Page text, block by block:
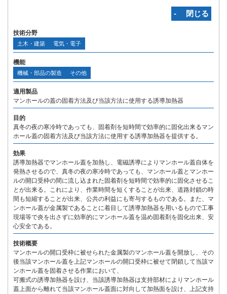
‐ 閉じる
技術分野
土木・建築 電気・電子
機能
機械・部品の製造 その他
適用製品
マンホールの蓋の固着方法及び当該方法に使用する誘導加熱器
目的
真冬の夜の寒冷時であっても、固着剤を短時間で効率的に固化出来るマン
ホール蓋の固着方法及び当該方法に使用する誘導加熱器を提供する。
効果
誘導加熱器でマンホール蓋を加熱し、電磁誘導によりマンホール蓋自体を
発熱させるので、真冬の夜の寒冷時であっても、マンホール蓋とマンホー
ルの開口受枠の間に流し込まれた固着剤を短時間で効率的に固化させるこ
とが出来る。これにより、作業時間を短くすることが出来、道路封鎖の時
間も短縮することが出来、公共の利益にも寄与するものである。また、マ
ンホール蓋が金属製であることに着目して誘導加熱器を用いるもので工事
現場等で炎を出さずに効率的にマンホール蓋を温め固着剤を固化出来、安
心安全である。
技術概要
マンホールの開口受枠に被せられた金属製のマンホール蓋を開放し、その
後当該マンホール蓋を上記マンホールの開口受枠に被せて閉鎖して当該マ
ンホール蓋を固着させる作業において、
可搬式の誘導加熱器を設け、当該誘導加熱器は支持部材によりマンホール
蓋上面から離れて当該マンホール蓋面に対向して加熱面を設け、上記支持